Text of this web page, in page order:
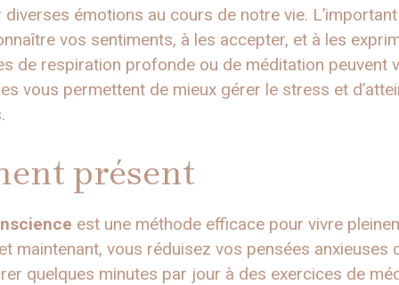
émotions au cours de notre vie.
vos sentiments, à les accepter, et à les
de respiration profonde ou de méditation peuvent
vous permettent de mieux gérer le stress et
présent
est une méthode efficace pour vivre
maintenant, vous réduisez vos pensées anxieuses
quelques minutes par jour à des exercices de